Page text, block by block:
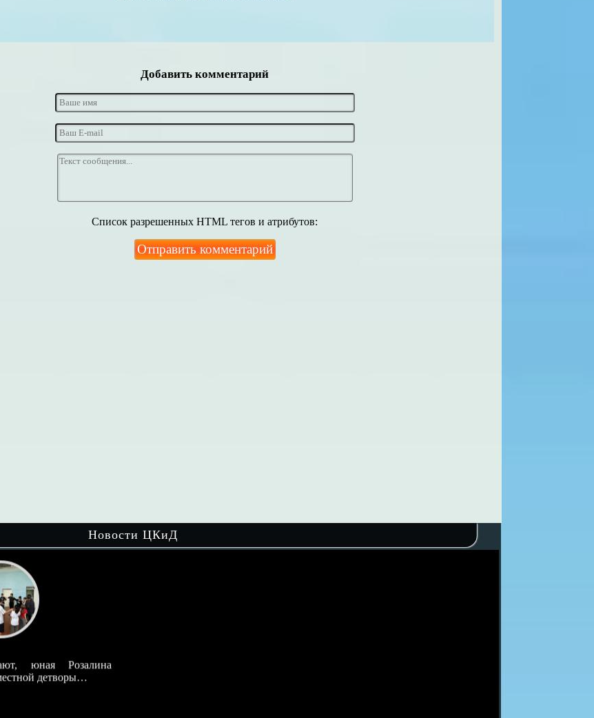
Добавить комментарий
Список разрешенных HTML тегов и атрибутов:
Новости ЦКиД
Мир настольных игр увлекает детей
разного возраста! На очередном